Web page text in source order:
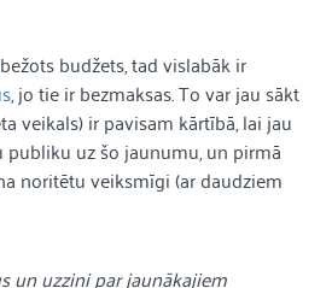
budžets, tad vislabāk ir
, jo tie ir bezmaksas. To var jau sākt
veikals) ir pavisam kārtībā, lai jau
publiku uz šo jaunumu, un pirmā
noritētu veiksmīgi (ar daudziem
un uzzini par jaunākajiem